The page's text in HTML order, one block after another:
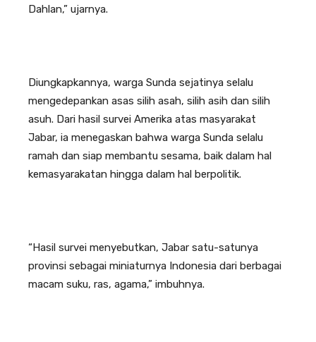
Dahlan,” ujarnya.
Diungkapkannya, warga Sunda sejatinya selalu
mengedepankan asas silih asah, silih asih dan silih
asuh. Dari hasil survei Amerika atas masyarakat
Jabar, ia menegaskan bahwa warga Sunda selalu
ramah dan siap membantu sesama, baik dalam hal
kemasyarakatan hingga dalam hal berpolitik.
“Hasil survei menyebutkan, Jabar satu-satunya
provinsi sebagai miniaturnya Indonesia dari berbagai
macam suku, ras, agama,” imbuhnya.